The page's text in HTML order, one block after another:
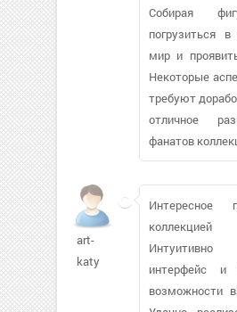
Собирая
погрузиться
мир и
Некоторые
требуют
отличное
фанатов
art-
katy
Интересное
интерфейс и
возможности